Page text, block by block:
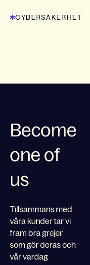
CYBERSÄKERHET
Become
one of
us
Tillsammans med
våra kunder tar vi
fram bra grejer
som gör deras och
vår vardag